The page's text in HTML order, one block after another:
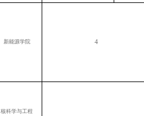
新能源学院 4
核科学与工程